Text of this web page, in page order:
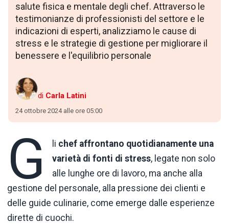
salute fisica e mentale degli chef. Attraverso le
testimonianze di professionisti del settore e le
indicazioni di esperti, analizziamo le cause di
stress e le strategie di gestione per migliorare il
benessere e l'equilibrio personale
di Carla Latini
24 ottobre 2024 alle ore 05:00
G li chef affrontano quotidianamente una
varietà di fonti di stress, legate non solo
alle lunghe ore di lavoro, ma anche alla
gestione del personale, alla pressione dei clienti e
delle guide culinarie, come emerge dalle esperienze
dirette di cuochi.